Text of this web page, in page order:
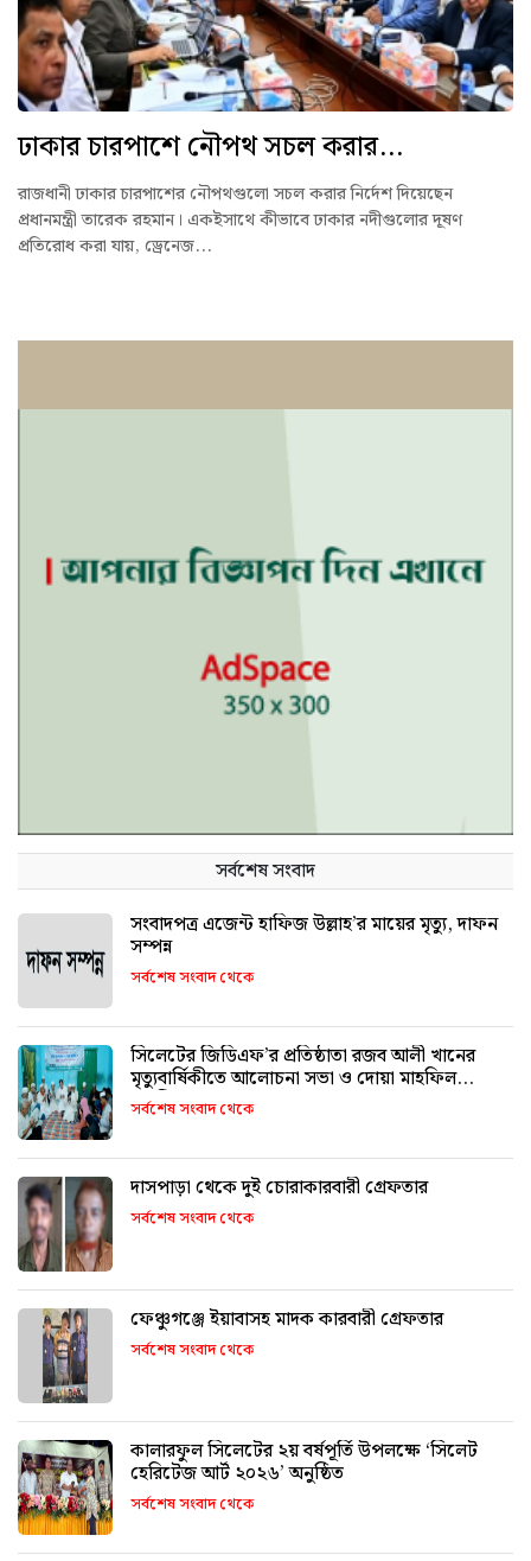
ঢাকার চারপাশে নৌপথ সচল করার...
রাজধানী ঢাকার চারপাশের নৌপথগুলো সচল করার নির্দেশ দিয়েছেন
প্রধানমন্ত্রী তারেক রহমান। একইসাথে কীভাবে ঢাকার নদীগুলোর দূষণ
প্রতিরোধ করা যায়, ড্রেনেজ...
সর্বশেষ সংবাদ
সংবাদপত্র এজেন্ট হাফিজ উল্লাহ’র মায়ের মৃত্যু, দাফন
সম্পন্ন
সর্বশেষ সংবাদ থেকে
সিলেটের জিডিএফ’র প্রতিষ্ঠাতা রজব আলী খানের
মৃত্যুবার্ষিকীতে আলোচনা সভা ও দোয়া মাহফিল
অনুষ্ঠিত
সর্বশেষ সংবাদ থেকে
দাসপাড়া থেকে দুই চোরাকারবারী গ্রেফতার
সর্বশেষ সংবাদ থেকে
ফেঞ্চুগঞ্জে ইয়াবাসহ মাদক কারবারী গ্রেফতার
সর্বশেষ সংবাদ থেকে
কালারফুল সিলেটের ২য় বর্ষপূর্তি উপলক্ষে ‘সিলেট
হেরিটেজ আর্ট ২০২৬’ অনুষ্ঠিত
সর্বশেষ সংবাদ থেকে